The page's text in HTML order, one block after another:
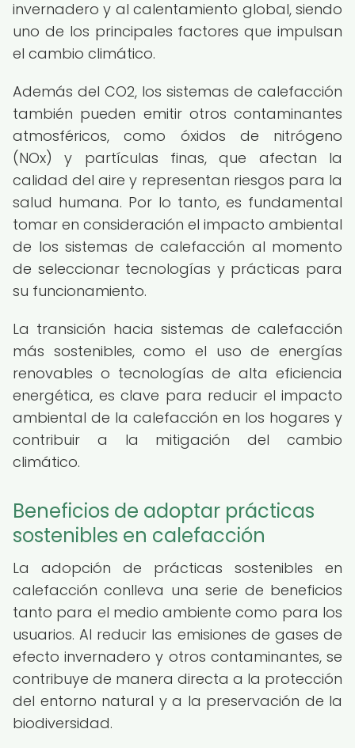
invernadero y al calentamiento global, siendo
uno de los principales factores que impulsan
el cambio climático.
Además del CO2, los sistemas de calefacción
también pueden emitir otros contaminantes
atmosféricos, como óxidos de nitrógeno
(NOx) y partículas finas, que afectan la
calidad del aire y representan riesgos para la
salud humana. Por lo tanto, es fundamental
tomar en consideración el impacto ambiental
de los sistemas de calefacción al momento
de seleccionar tecnologías y prácticas para
su funcionamiento.
La transición hacia sistemas de calefacción
más sostenibles, como el uso de energías
renovables o tecnologías de alta eficiencia
energética, es clave para reducir el impacto
ambiental de la calefacción en los hogares y
contribuir a la mitigación del cambio
climático.
Beneficios de adoptar prácticas
sostenibles en calefacción
La adopción de prácticas sostenibles en
calefacción conlleva una serie de beneficios
tanto para el medio ambiente como para los
usuarios. Al reducir las emisiones de gases de
efecto invernadero y otros contaminantes, se
contribuye de manera directa a la protección
del entorno natural y a la preservación de la
biodiversidad.